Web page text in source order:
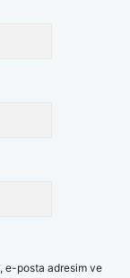
e-posta adresim ve